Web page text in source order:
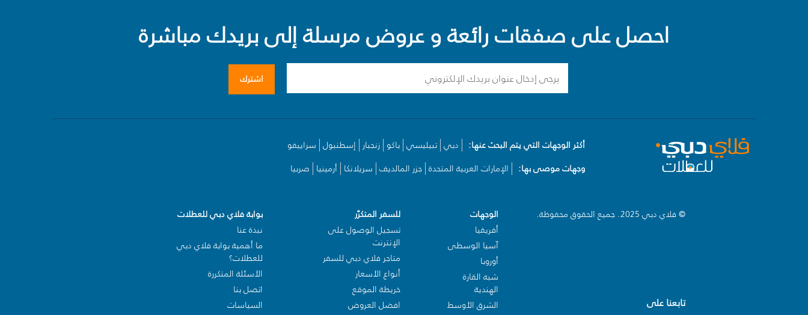
احصل على صفقات رائعة و عروض مرسلة إلى بريدك مباشرة
اشترك
أكثر الوجهات التي يتم البحث عنها: دبي تبيليسي باكو زنجبار إسطنبول سراييفو
وجهات موصى بها:
الإمارات العربية المتحدة جزر المالديف سريلانكا أرمينيا صربيا
© فلاي دبي 2025. جميع الحقوق محفوظة.
تابعنا على
الوجهات
أفريقيا
آسيا الوسطى
أوروبا
شبه القارة
الهندية
الشرق الأوسط
للسفر المتكرّر
تسجيل الوصول على
الإنترنت
متاجر فلاي دبي للسفر
أنواع الأسعار
خريطة الموقع
افضل العروض
بوابة فلاي دبي للعطلات
نبذة عنا
ما أهمية بوابة فلاي دبي
للعطلات؟
الأسئلة المتكررة
اتصل بنا
السياسات